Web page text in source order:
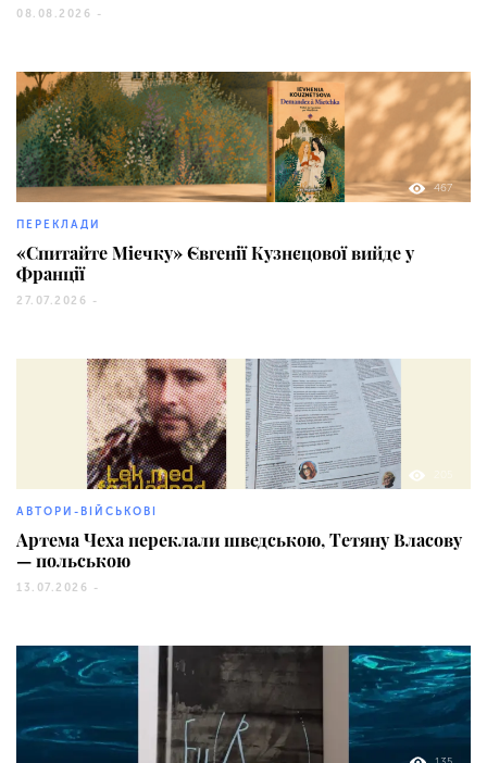
08.08.2026 -
467
ПЕРЕКЛАДИ
«Спитайте Мієчку» Євгенії Кузнєцової вийде у
Франції
27.07.2026 -
АВТОРИ-ВІЙСЬКОВІ
Артема Чеха переклали шведською, Тетяну Власову
— польською
13.07.2026 -